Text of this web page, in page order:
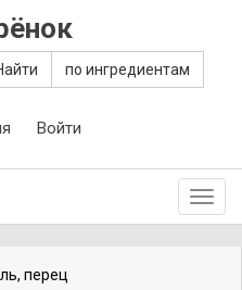
по ингредиентам
Войти
перец